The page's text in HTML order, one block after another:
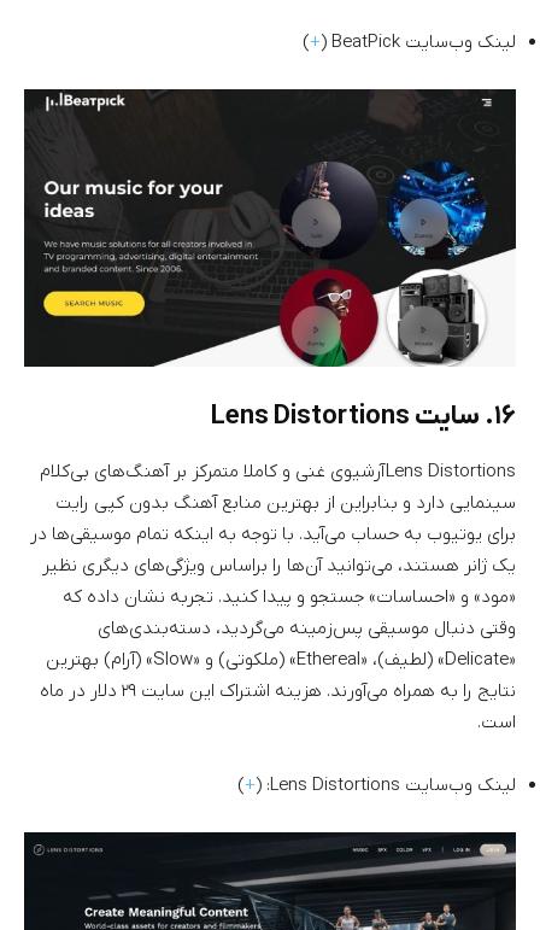
لینک وب‌سایت BeatPick ( +
)
۱۶. سایت Lens Distortions
Lens Distortions آرشیوی غنی و کاملا متمرکز بر آهنگ‌های بی‌کلام
سینمایی دارد و بنابراین از بهترین منابع آهنگ بدون کپی رایت
برای یوتیوب به حساب می‌آید. با توجه به اینکه تمام موسیقی‌ها در
یک ژانر هستند، می‌توانید آن‌ها را براساس ویژگی‌های دیگری نظیر
«مود» و «احساسات» جستجو و پیدا کنید. تجربه نشان داده که
وقتی دنبال موسیقی پس‌زمینه می‌گردید، دسته‌بندی‌های
«Delicate» (لطیف)، «Ethereal» (ملکوتی) و «Slow» (آرام) بهترین
نتایج را به همراه می‌آورند. هزینه اشتراک این سایت ۲۹ دلار در ماه
است.
لینک وب‌سایت Lens Distortions: ( +
)